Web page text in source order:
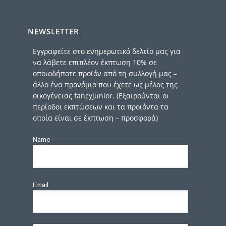
NEWSLETTER
Εγγραφείτε στο ενημερωτικό δελτίο μας για
να λάβετε επιπλέον έκπτωση 10% σε
οποιοδήποτε προϊόν από τη συλλογή μας –
άλλο ένα προνόμιο που έχετε ως μέλος της
οικογένειας fancyjunior. (Εξαιρούνται οι
περίοδοι εκπτώσεων και τα προιόντα τα
οποία είναι σε έκπτωση – προσφορά)
Name
Email